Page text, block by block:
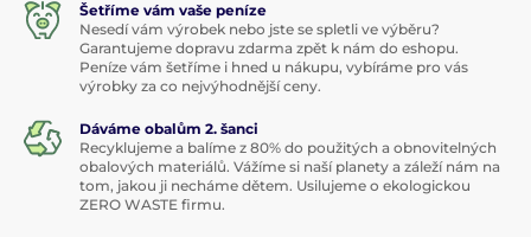
Šetříme vám vaše peníze
Nesedí vám výrobek nebo jste se spletli ve výběru?
Garantujeme dopravu zdarma zpět k nám do eshopu.
Peníze vám šetříme i hned u nákupu, vybíráme pro vás
výrobky za co nejvýhodnější ceny.
Dáváme obalům 2. šanci
Recyklujeme a balíme z 80% do použitých a obnovitelných
obalových materiálů. Vážíme si naší planety a záleží nám na
tom, jakou ji necháme dětem. Usilujeme o ekologickou
ZERO WASTE firmu.